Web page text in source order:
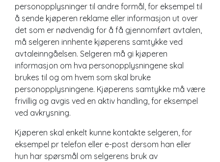
personopplysninger til andre formål, for eksempel til
å sende kjøperen reklame eller informasjon ut over
det som er nødvendig for å få gjennomført avtalen,
må selgeren innhente kjøperens samtykke ved
avtaleinngåelsen. Selgeren må gi kjøperen
informasjon om hva personopplysningene skal
brukes til og om hvem som skal bruke
personopplysningene. Kjøperens samtykke må være
frivillig og avgis ved en aktiv handling, for eksempel
ved avkrysning.
Kjøperen skal enkelt kunne kontakte selgeren, for
eksempel pr telefon eller e-post dersom han eller
hun har spørsmål om selgerens bruk av